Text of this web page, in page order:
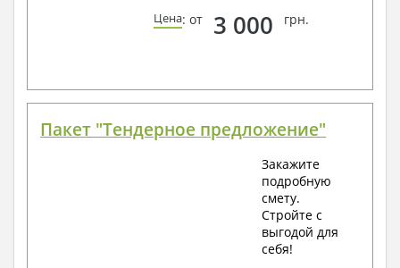
Цена: от 3 000 грн.
Пакет "Тендерное предложение"
Закажите
подробную
смету.
Стройте с
выгодой для
себя!